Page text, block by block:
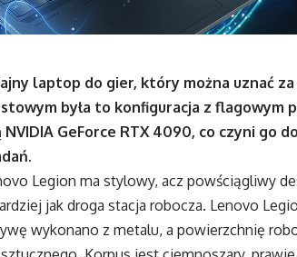
laptop do gier, który można uznać
była to konfiguracja z flagowym
GeForce RTX 4090, co czyni go
Legion ma stylowy, acz powściągliwy
jak droga stacja robocza. Lenovo
wykonano z metalu, a powierzchnię